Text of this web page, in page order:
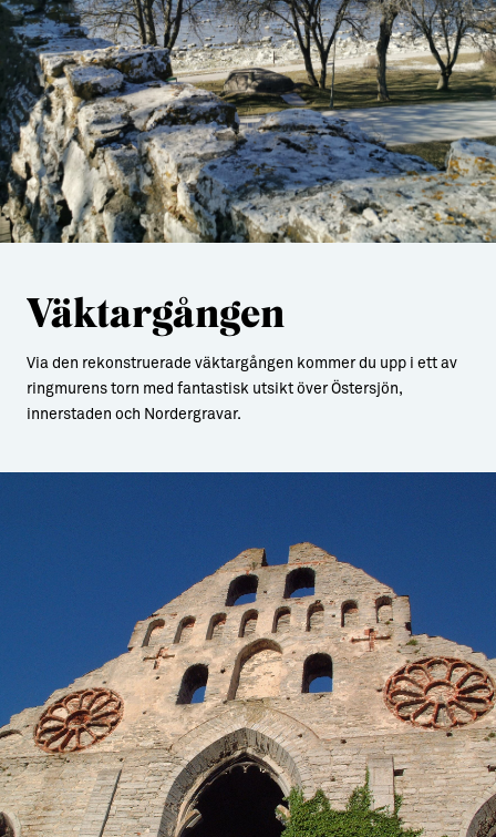
Väktargången
Via den rekonstruerade väktargången kommer du upp i ett av
ringmurens torn med fantastisk utsikt över Östersjön,
innerstaden och Nordergravar.